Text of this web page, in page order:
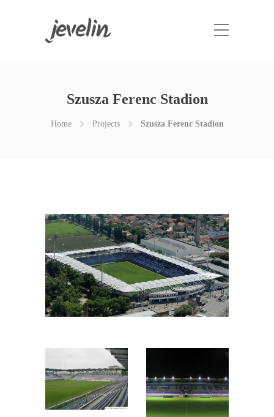
Szusza Ferenc Stadion
Home Projects Szusza Ferenc Stadion